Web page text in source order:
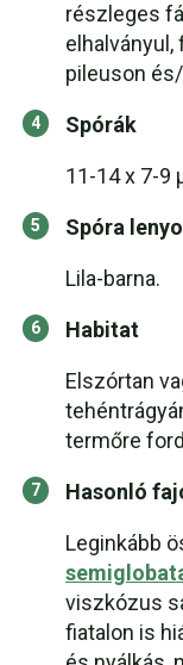
részleges
elhalványul,
pileuson
Spórák
11-14 x 7-9
Spóra
Lila-barna.
Habitat
Elszórtan
termőre
Hasonló
Leginkább
viszkózus
fiatalon is